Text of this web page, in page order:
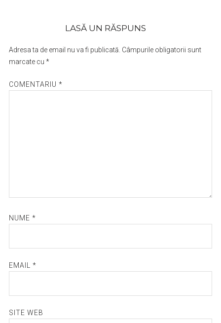
LASĂ UN RĂSPUNS
Adresa ta de email nu va fi publicată. Câmpurile obligatorii sunt
marcate cu *
COMENTARIU *
NUME *
EMAIL *
SITE WEB